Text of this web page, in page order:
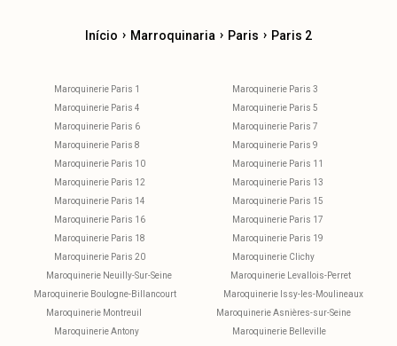
Início › Marroquinaria › Paris › Paris 2
Maroquinerie Paris 1
Maroquinerie Paris 3
Maroquinerie Paris 4
Maroquinerie Paris 5
Maroquinerie Paris 6
Maroquinerie Paris 7
Maroquinerie Paris 8
Maroquinerie Paris 9
Maroquinerie Paris 10
Maroquinerie Paris 11
Maroquinerie Paris 12
Maroquinerie Paris 13
Maroquinerie Paris 14
Maroquinerie Paris 15
Maroquinerie Paris 16
Maroquinerie Paris 17
Maroquinerie Paris 18
Maroquinerie Paris 19
Maroquinerie Paris 20
Maroquinerie Clichy
Maroquinerie Neuilly-Sur-Seine
Maroquinerie Levallois-Perret
Maroquinerie Boulogne-Billancourt
Maroquinerie Issy-les-Moulineaux
Maroquinerie Montreuil
Maroquinerie Asnières-sur-Seine
Maroquinerie Antony
Maroquinerie Belleville